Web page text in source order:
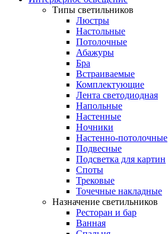
Типы светильников
Люстры
Настольные
Потолочные
Абажуры
Бра
Встраиваемые
Комплектующие
Лента светодиодная
Напольные
Настенные
Ночники
Настенно-потолочные
Подвесные
Подсветка для картин
Споты
Трековые
Точечные накладные
Назначение светильников
Ресторан и бар
Ванная